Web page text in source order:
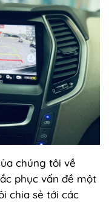
chúng tôi về
phục vấn đề một
chia sẻ tới các